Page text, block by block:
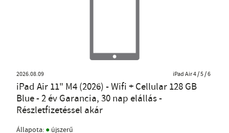
2026.08.09 iPad Air 4 / 5 / 6
iPad Air 11" M4 (2026) - Wifi + Cellular 128 GB
Blue - 2 év Garancia, 30 nap elállás -
Részletfizetéssel akár
Állapota: ● újszerű